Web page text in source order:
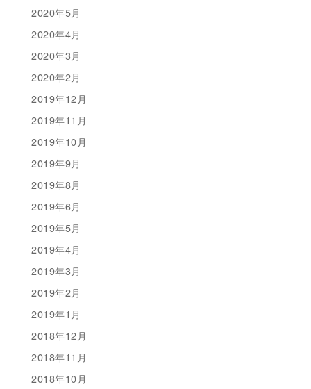
2020年5月
2020年4月
2020年3月
2020年2月
2019年12月
2019年11月
2019年10月
2019年9月
2019年8月
2019年6月
2019年5月
2019年4月
2019年3月
2019年2月
2019年1月
2018年12月
2018年11月
2018年10月